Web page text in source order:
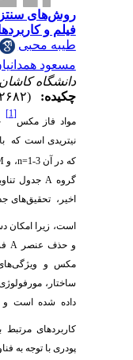
فیلم و
طیبه محبی
مسعود همدانیان
دانشگاه کاشان ،
چکیده:
مواد فاز مکس
نیتریدی است که
که در آن 3-1=
n، و M
گروهA جدول
اخیر، تحقیق‏‌های
است، زیرا امکان
و حذف عنصرA
مکس و
ساختار،
داده شده است و
کاربردهای مرتبط
پودری با توجه به